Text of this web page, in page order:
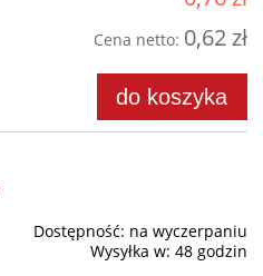
Cena netto: 0,62 zł
do koszyka
Dostępność: na wyczerpaniu
Wysyłka w: 48 godzin